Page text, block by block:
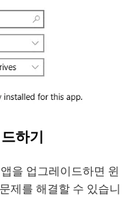
하기
을 업그레이드하면 윈
제를 해결할 수 있습니